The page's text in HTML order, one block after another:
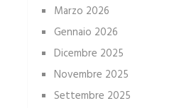
Marzo 2026
Gennaio 2026
Dicembre 2025
Novembre 2025
Settembre 2025